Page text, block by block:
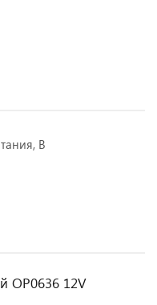
В
ОР0636 12V